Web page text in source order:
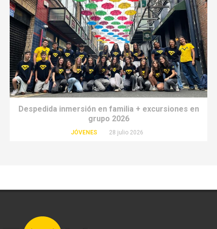
Despedida inmersión en familia + excursiones en
grupo 2026
JÓVENES 28 julio 2026